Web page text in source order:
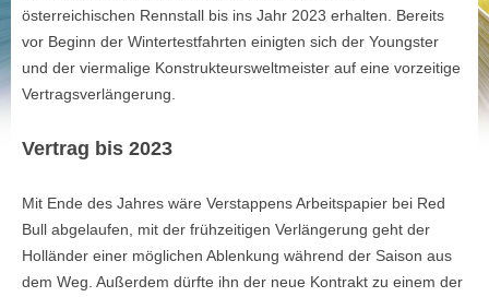
österreichischen Rennstall bis ins Jahr 2023 erhalten. Bereits
vor Beginn der Wintertestfahrten einigten sich der Youngster
und der viermalige Konstrukteursweltmeister auf eine vorzeitige
Vertragsverlängerung.
Vertrag bis 2023
Mit Ende des Jahres wäre Verstappens Arbeitspapier bei Red
Bull abgelaufen, mit der frühzeitigen Verlängerung geht der
Holländer einer möglichen Ablenkung während der Saison aus
dem Weg. Außerdem dürfte ihn der neue Kontrakt zu einem der